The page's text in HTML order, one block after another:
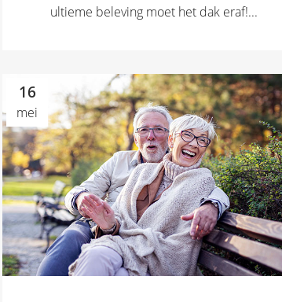
ultieme beleving moet het dak eraf!...
16
mei